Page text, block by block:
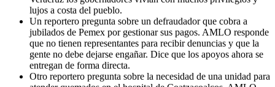
lujos a costa del pueblo.
Un reportero pregunta sobre un defraudador que cobra a
jubilados de Pemex por gestionar sus pagos. AMLO responde
que no tienen representantes para recibir denuncias y que la
gente no debe dejarse engañar. Dice que los apoyos ahora se
entregan de forma directa.
Otro reportero pregunta sobre la necesidad de una unidad para